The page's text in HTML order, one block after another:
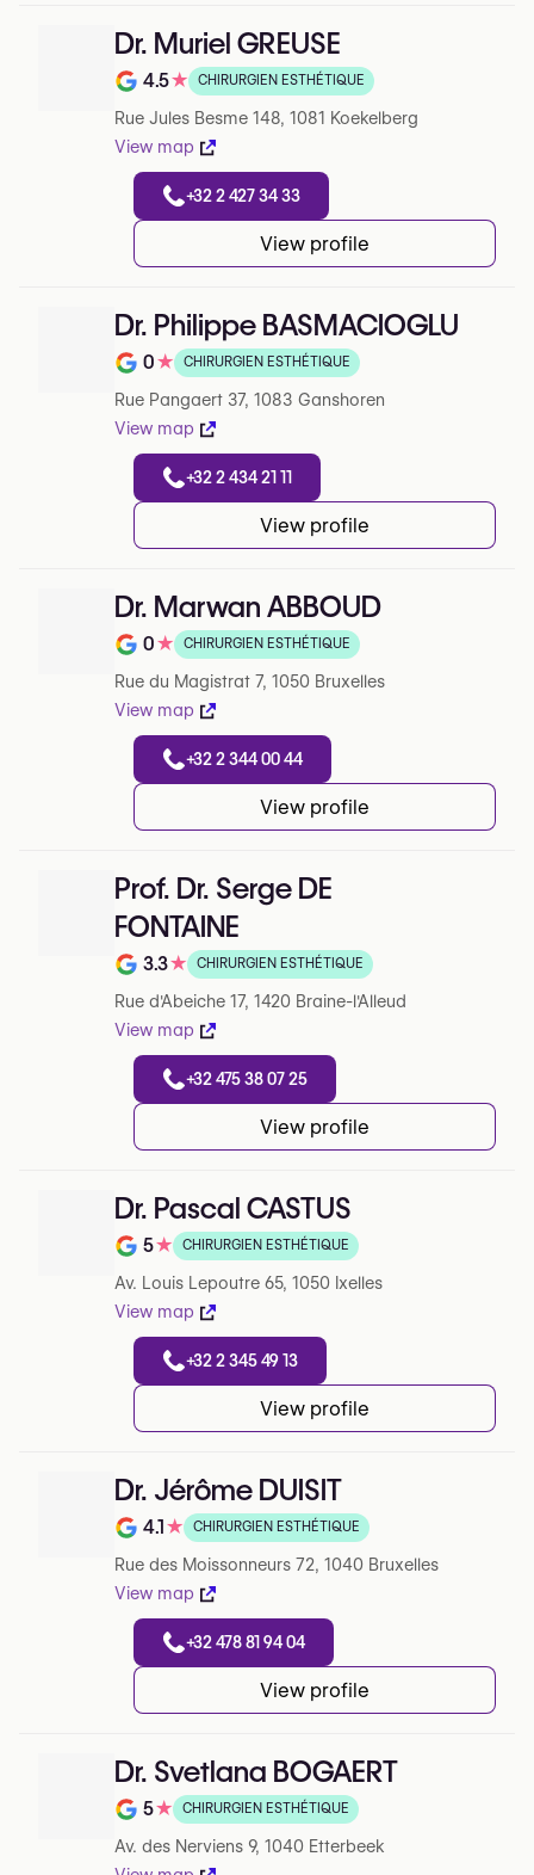
Dr. Muriel GREUSE
Note de 4.5 sur 5 sur Google
4.5★ CHIRURGIEN ESTHÉTIQUE
Rue Jules Besme 148, 1081 Koekelberg
View map
+32 2 427 34 33
View profile
Dr. Philippe BASMACIOGLU
Note de 0 sur 5 sur Google
0★ CHIRURGIEN ESTHÉTIQUE
Rue Pangaert 37, 1083 Ganshoren
View map
+32 2 434 21 11
View profile
Dr. Marwan ABBOUD
Note de 0 sur 5 sur Google
0★ CHIRURGIEN ESTHÉTIQUE
Rue du Magistrat 7, 1050 Bruxelles
View map
+32 2 344 00 44
View profile
Prof. Dr. Serge DE
FONTAINE
Note de 3.3 sur 5 sur Google
3.3★ CHIRURGIEN ESTHÉTIQUE
Rue d'Abeiche 17, 1420 Braine-l'Alleud
View map
+32 475 38 07 25
View profile
Dr. Pascal CASTUS
Note de 5 sur 5 sur Google
5★ CHIRURGIEN ESTHÉTIQUE
Av. Louis Lepoutre 65, 1050 Ixelles
View map
+32 2 345 49 13
View profile
Dr. Jérôme DUISIT
Note de 4.1 sur 5 sur Google
4.1★ CHIRURGIEN ESTHÉTIQUE
Rue des Moissonneurs 72, 1040 Bruxelles
View map
+32 478 81 94 04
View profile
Dr. Svetlana BOGAERT
Note de 5 sur 5 sur Google
5★ CHIRURGIEN ESTHÉTIQUE
Av. des Nerviens 9, 1040 Etterbeek